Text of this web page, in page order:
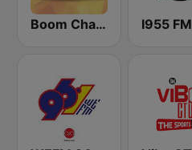
Boom Champions 94.1 FM I955 FM